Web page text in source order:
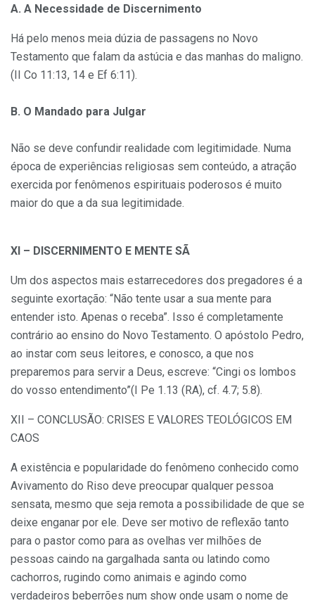
A. A Necessidade de Discernimento
Há pelo menos meia dúzia de passagens no Novo
Testamento que falam da astúcia e das manhas do maligno.
(II Co 11:13, 14 e Ef 6:11).
B. O Mandado para Julgar
Não se deve confundir realidade com legitimidade. Numa
época de experiências religiosas sem conteúdo, a atração
exercida por fenômenos espirituais poderosos é muito
maior do que a da sua legitimidade.
XI – DISCERNIMENTO E MENTE SÃ
Um dos aspectos mais estarrecedores dos pregadores é a
seguinte exortação: “Não tente usar a sua mente para
entender isto. Apenas o receba”. Isso é completamente
contrário ao ensino do Novo Testamento. O apóstolo Pedro,
ao instar com seus leitores, e conosco, a que nos
preparemos para servir a Deus, escreve: “Cingi os lombos
do vosso entendimento”(I Pe 1.13 (RA), cf. 4.7; 5.8).
XII – CONCLUSÃO: CRISES E VALORES TEOLÓGICOS EM
CAOS
A existência e popularidade do fenômeno conhecido como
Avivamento do Riso deve preocupar qualquer pessoa
sensata, mesmo que seja remota a possibilidade de que se
deixe enganar por ele. Deve ser motivo de reflexão tanto
para o pastor como para as ovelhas ver milhões de
pessoas caindo na gargalhada santa ou latindo como
cachorros, rugindo como animais e agindo como
verdadeiros beberrões num show onde usam o nome de